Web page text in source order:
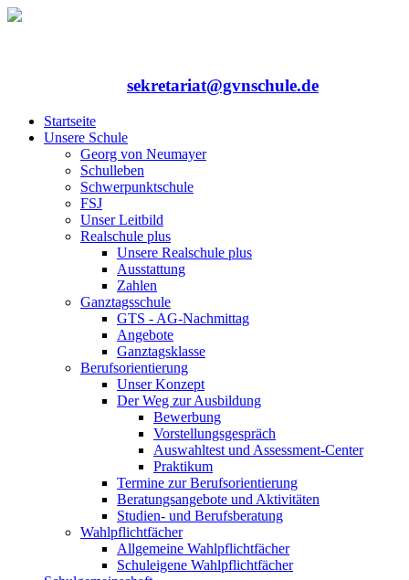
sekretariat@gvnschule.de
Startseite
Unsere Schule
Georg von Neumayer
Schulleben
Schwerpunktschule
FSJ
Unser Leitbild
Realschule plus
Unsere Realschule plus
Ausstattung
Zahlen
Ganztagsschule
GTS - AG-Nachmittag
Angebote
Ganztagsklasse
Berufsorientierung
Unser Konzept
Der Weg zur Ausbildung
Bewerbung
Vorstellungsgespräch
Auswahltest und Assessment-Center
Praktikum
Termine zur Berufsorientierung
Beratungsangebote und Aktivitäten
Studien- und Berufsberatung
Wahlpflichtfächer
Allgemeine Wahlpflichtfächer
Schuleigene Wahlpflichtfächer